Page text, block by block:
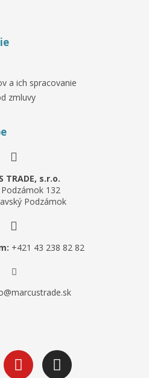
a ich spracovanie
zmluvy
TRADE, s.r.o.
132
Podzámok
+421 43 238 82 82